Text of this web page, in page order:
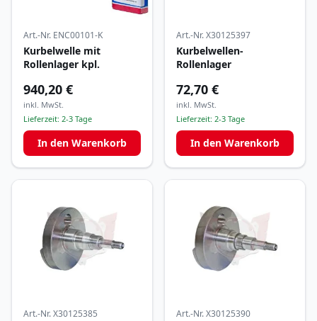
Art.-Nr. ENC00101-K
Kurbelwelle mit
Rollenlager kpl.
940,20 €
inkl. MwSt.
Lieferzeit: 2-3 Tage
In den Warenkorb
Art.-Nr.X30125397
Kurbelwellen-
Rollenlager
72,70 €
inkl. MwSt.
Lieferzeit: 2-3 Tage
In den Warenkorb
Art.-Nr.X30125385 Art.-Nr.X30125390